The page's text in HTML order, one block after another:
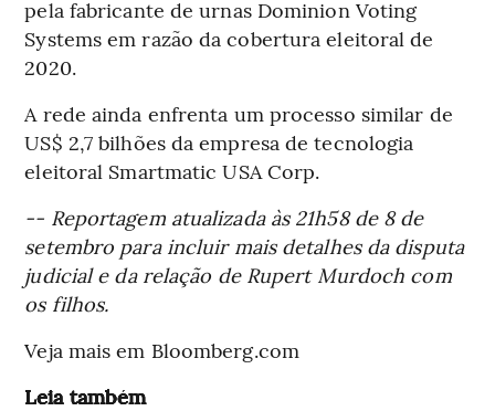
pela fabricante de urnas Dominion Voting
Systems em razão da cobertura eleitoral de
2020.
A rede ainda enfrenta um processo similar de
US$ 2,7 bilhões da empresa de tecnologia
eleitoral Smartmatic USA Corp.
-- Reportagem atualizada às 21h58 de 8 de
setembro para incluir mais detalhes da disputa
judicial e da relação de Rupert Murdoch com
os filhos.
Veja mais em Bloomberg.com
Leia também